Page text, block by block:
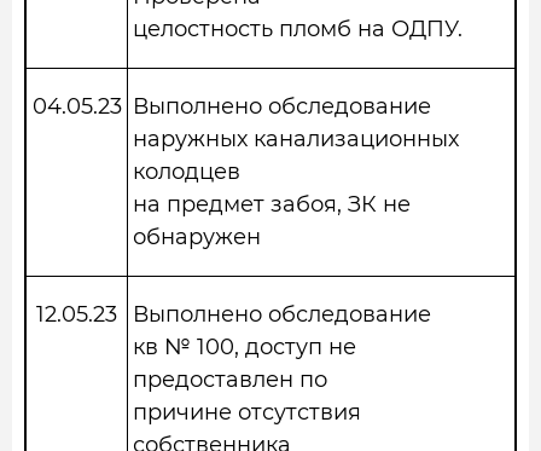
целостность пломб на ОДПУ.
04.05.23 Выполнено обследование
наружных канализационных
колодцев
на предмет забоя, ЗК не
обнаружен
12.05.23
Выполнено обследование
кв № 100, доступ не
предоставлен по
причине отсутствия
собственника